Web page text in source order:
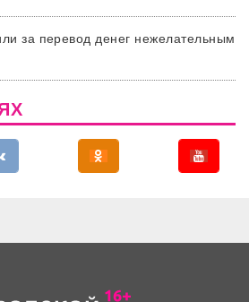
за перевод денег нежелательным